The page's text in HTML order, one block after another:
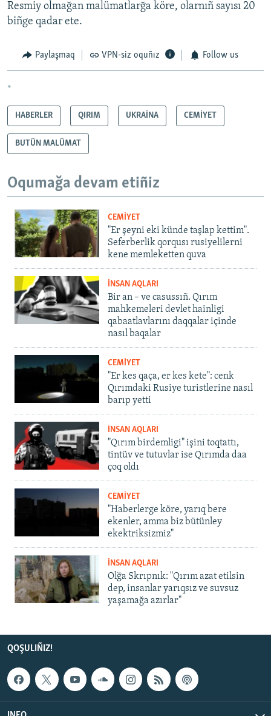
Resmiy olmağan malümatlarğa köre, olarnıñ sayısı 20
biñge qadar ete.
Paylaşmaq VPN-siz oquñız Follow us
*
HABERLER QIRIM UKRAİNA CEMİYET
BUTÜN MALÜMAT
Oqumağa devam etiñiz
CEMİYET
"Er şeyni eki künde taşlap kettim".
Seferberlik qorqusı rusiyelilerni
kene memleketten quva
İNSAN AQLARI
Bir an – ve casussıñ. Qırım
mahkemeleri devlet hainligi
qabaatlavlarını daqqalar içinde
nasıl baqalar
CEMİYET
"Er kes qaça, er kes kete": cenk
Qırımdaki Rusiye turistlerine nasıl
barıp yetti
İNSAN AQLARI
"Qırım birdemligi" işini toqtattı,
tintüv ve tutuvlar ise Qırımda daa
çoq oldı
CEMİYET
"Haberlerge köre, yarıq bere
ekenler, amma biz bütünley
ekektriksizmiz"
İNSAN AQLARI
Olğa Skrıpnık: "Qırım azat etilsin
dep, insanlar yarıqsız ve suvsuz
yaşamağa azırlar"
QOŞULIÑIZ!